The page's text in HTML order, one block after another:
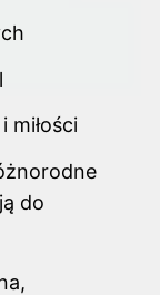
miłości
do